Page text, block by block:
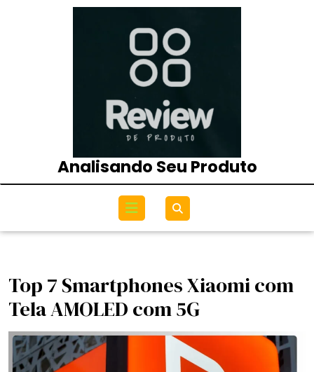
Analisando Seu Produto
Open
Menu
Top 7 Smartphones Xiaomi com
Tela AMOLED com 5G